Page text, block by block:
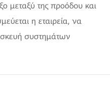
μεταξύ της προόδου και
η εταιρεία, να
συστημάτων